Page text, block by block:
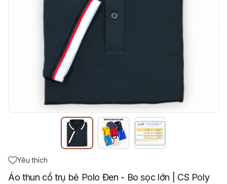
Yêu thích
Áo thun cổ trụ bẻ Polo Đen - Bo sọc lớn | CS Poly